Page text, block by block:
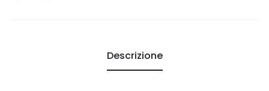
Descrizione